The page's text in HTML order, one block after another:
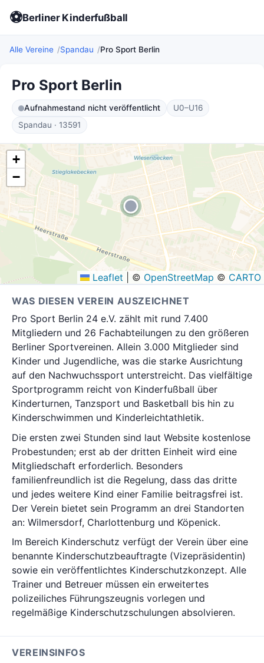
⚽Berliner Kinderfußball
Alle Vereine Spandau Pro Sport Berlin
Pro Sport Berlin
Aufnahmestand nicht veröffentlicht
U0–U16
Spandau · 13591
+
−
Leaflet © OpenStreetMap © CARTO
WAS DIESEN VEREIN AUSZEICHNET
Pro Sport Berlin 24 e.V. zählt mit rund 7.400
Mitgliedern und 26 Fachabteilungen zu den größeren
Berliner Sportvereinen. Allein 3.000 Mitglieder sind
Kinder und Jugendliche, was die starke Ausrichtung
auf den Nachwuchssport unterstreicht. Das vielfältige
Sportprogramm reicht von Kinderfußball über
Kinderturnen, Tanzsport und Basketball bis hin zu
Kinderschwimmen und Kinderleichtathletik.
Die ersten zwei Stunden sind laut Website kostenlose
Probestunden; erst ab der dritten Einheit wird eine
Mitgliedschaft erforderlich. Besonders
familienfreundlich ist die Regelung, dass das dritte
und jedes weitere Kind einer Familie beitragsfrei ist.
Der Verein bietet sein Programm an drei Standorten
an: Wilmersdorf, Charlottenburg und Köpenick.
Im Bereich Kinderschutz verfügt der Verein über eine
benannte Kinderschutzbeauftragte (Vizepräsidentin)
sowie ein veröffentlichtes Kinderschutzkonzept. Alle
Trainer und Betreuer müssen ein erweitertes
polizeiliches Führungszeugnis vorlegen und
regelmäßige Kinderschutzschulungen absolvieren.
VEREINSINFOS